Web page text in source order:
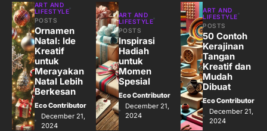
5
Jasa Desain: Peluang Usaha Kreatif
di Era Digital
Eco Contributor
ART AND
LIFESTYLE
POSTS
Ornamen
Natal: Ide
Kreatif
untuk
Merayakan
Natal Lebih
Berkesan
Eco Contributor
December 21,
2024
ART AND
LIFESTYLE
POSTS
Inspirasi
Hadiah
untuk
Momen
Spesial
Eco Contributor
December 21,
2024
ART AND
LIFESTYLE
POSTS
50 Contoh
Kerajinan
Tangan
Kreatif dan
Mudah
Dibuat
Eco Contributor
December 21,
2024